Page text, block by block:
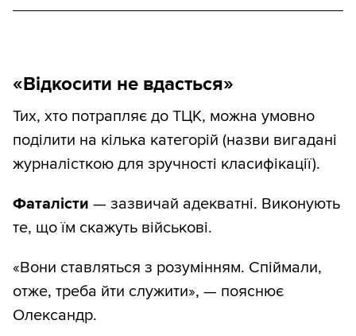
«Відкосити не вдасться»
Тих, хто потрапляє до ТЦК, можна умовно
поділити на кілька категорій (назви вигадані
журналісткою для зручності класифікації).
Фаталісти — зазвичай адекватні. Виконують
те, що їм скажуть військові.
«Вони ставляться з розумінням. Спіймали,
отже, треба йти служити», — пояснює
Олександр.